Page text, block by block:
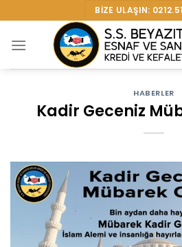
to
content
BIZE ULAŞIN:
HABERLER
Kadir Geceniz